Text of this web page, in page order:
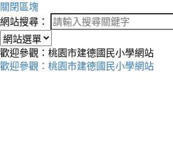
關閉區塊
網站搜尋：
歡迎參觀：桃園市建德國民小學網站
歡迎參觀：桃園市建德國民小學網站